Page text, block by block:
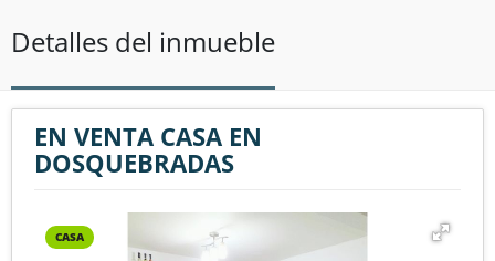
Detalles del inmueble
EN VENTA CASA EN
DOSQUEBRADAS
CASA